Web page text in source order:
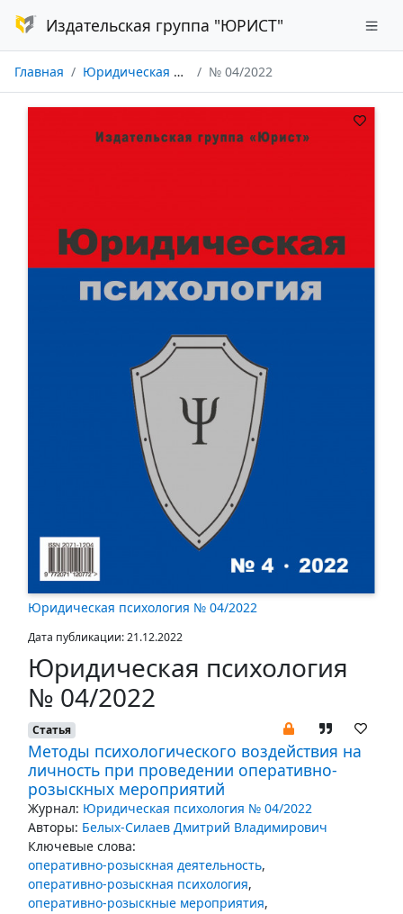
Издательская группа "ЮРИСТ"
Главная Юридическая психология № 04/2022
Юридическая психология № 04/2022
Дата публикации: 21.12.2022
Юридическая психология
№ 04/2022
Статья
Методы психологического воздействия на
личность при проведении оперативно-
розыскных мероприятий
Журнал: Юридическая психология № 04/2022
Авторы: Белых-Силаев Дмитрий Владимирович
Ключевые слова:
оперативно-розыскная деятельность,
оперативно-розыскная психология,
оперативно-розыскные мероприятия,